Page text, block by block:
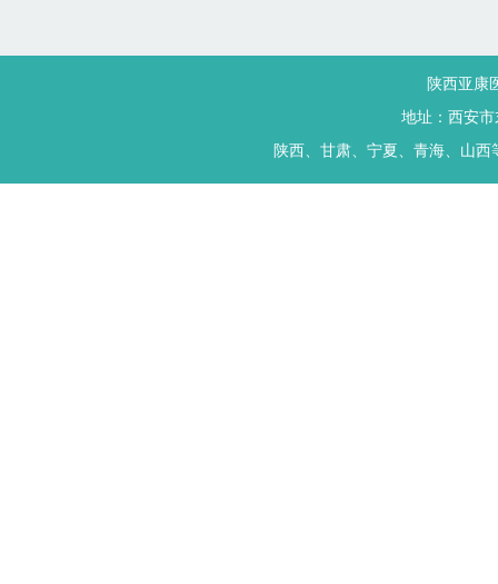
陕西亚康
地址：西安
陕西、甘肃、宁夏、青海、山